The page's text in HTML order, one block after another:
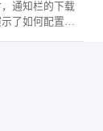
通知栏的下载
了如何配置显